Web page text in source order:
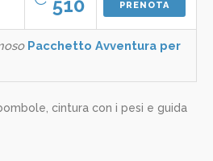
510 PRENOTA
Pacchetto Avventura per
cintura con i pesi e guida